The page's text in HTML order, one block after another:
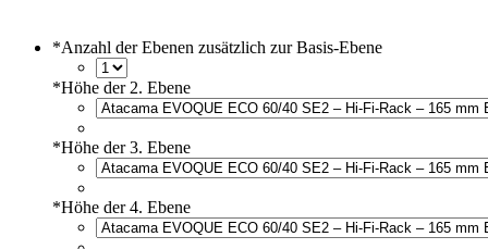
*Anzahl der Ebenen zusätzlich zur Basis-Ebene
*Höhe der 2. Ebene
*Höhe der 3. Ebene
*Höhe der 4. Ebene